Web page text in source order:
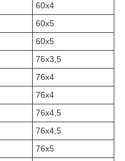
60х4
60х5
60х5
76х3,5
76х4
76х4
76х4,5
76х4,5
76х5